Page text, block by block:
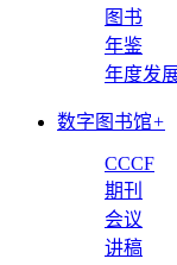
图书
年鉴
年度发
数字图书馆+
CCCF
期刊
会议
讲稿